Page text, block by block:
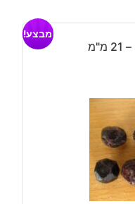
מבצע!